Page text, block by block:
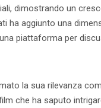
dimostrando un
ha aggiunto una
piattaforma per
la sua rilevanza
che ha saputo